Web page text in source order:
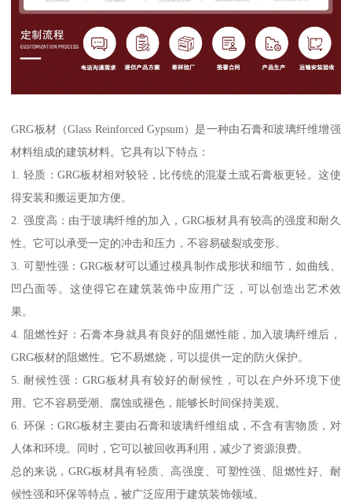
GRG板材（Glass Reinforced Gypsum）是一种由石膏和玻璃纤维增强
材料组成的建筑材料。它具有以下特点：
1. 轻质：GRG板材相对较轻，比传统的混凝土或石膏板更轻。这使
得安装和搬运更加方便。
2. 强度高：由于玻璃纤维的加入，GRG板材具有较高的强度和耐久
性。它可以承受一定的冲击和压力，不容易破裂或变形。
3. 可塑性强：GRG板材可以通过模具制作成形状和细节，如曲线、
凹凸面等。这使得它在建筑装饰中应用广泛，可以创造出艺术效
果。
4. 阻燃性好：石膏本身就具有良好的阻燃性能，加入玻璃纤维后，
GRG板材的阻燃性。它不易燃烧，可以提供一定的防火保护。
5. 耐候性强：GRG板材具有较好的耐候性，可以在户外环境下使
用。它不容易受潮、腐蚀或褪色，能够长时间保持美观。
6. 环保：GRG板材主要由石膏和玻璃纤维组成，不含有害物质，对
人体和环境。同时，它可以被回收再利用，减少了资源浪费。
总的来说，GRG板材具有轻质、高强度、可塑性强、阻燃性好、耐
候性强和环保等特点，被广泛应用于建筑装饰领域。